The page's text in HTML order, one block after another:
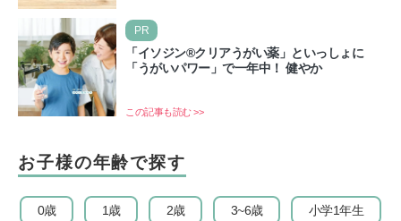
が、…
PR
「イソジン®クリアうがい薬」といっしょに
「うがいパワー」で一年中！ 健やか
この記事も読む >>
お子様の年齢で探す
0歳 1歳 2歳 3~6歳 小学1年生